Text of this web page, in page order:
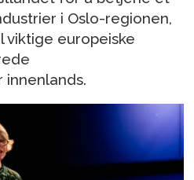
i Oslo-regionen,
viktige europeiske